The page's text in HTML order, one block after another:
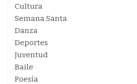
Cultura
Semana Santa
Danza
Deportes
Juventud
Baile
Poesía